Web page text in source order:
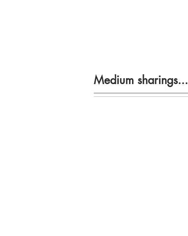
Medium sharings...